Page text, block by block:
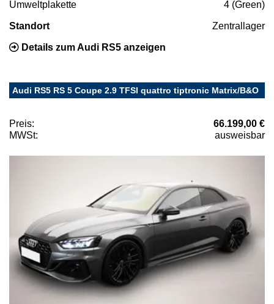
Umweltplakette
4 (Green)
Standort Zentrallager
Details zum Audi RS5 anzeigen
Audi RS5 RS 5 Coupe 2.9 TFSI quattro tiptronic Matrix/B&O
Preis:
66.199,00 €
MWSt:
ausweisbar